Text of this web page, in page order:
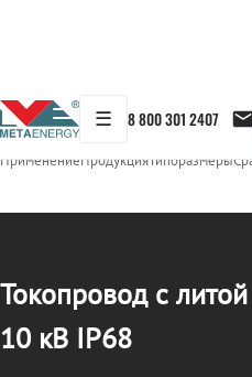
☰ 8 800 301 2407
← Продукция/ТОКОПРОВОД
ПрименениеПродукцияТипоразмеры
Токопровод с
10 кВ IP68